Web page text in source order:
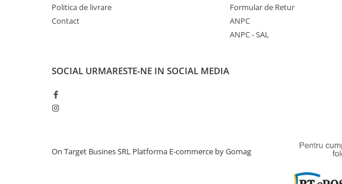
Politica de livrare
Contact
Formular de Retur
ANPC
ANPC - SAL
SOCIAL URMARESTE-NE IN SOCIAL MEDIA
On Target Busines SRL Platforma E-commerce by Gomag